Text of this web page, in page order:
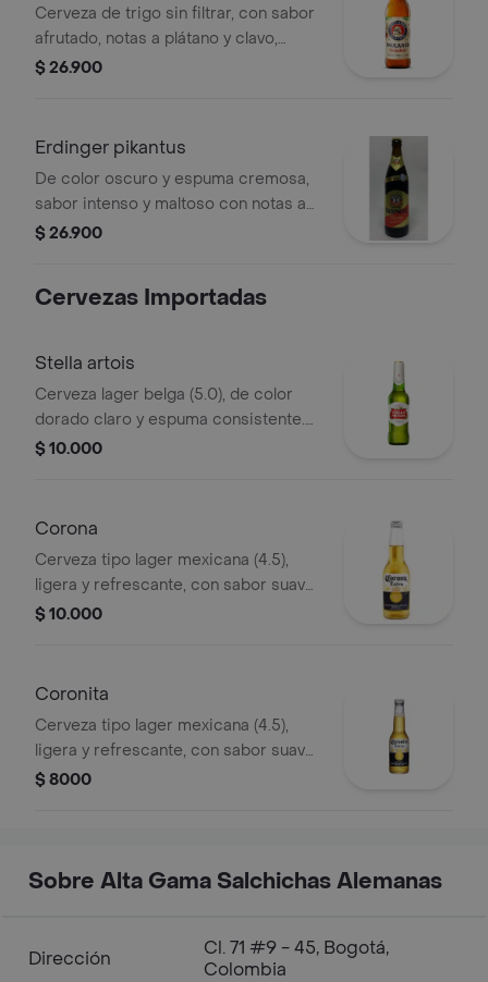
Cerveza de trigo sin filtrar, con sabor
afrutado, notas a plátano y clavo,
cuerpo suave y refrescante. alcohol:
$ 26.900
Erdinger pikantus
De color oscuro y espuma cremosa,
sabor intenso y maltoso con notas a
caramelo, plátano, clavo y pan
$ 26.900
Cervezas Importadas
Stella artois
Cerveza lager belga (5.0), de color
dorado claro y espuma consistente.
tiene un sabor equilibrado con notas
$ 10.000
Corona
Cerveza tipo lager mexicana (4.5),
ligera y refrescante, con sabor suave
y notas de malta y cítricos.
$ 10.000
Coronita
Cerveza tipo lager mexicana (4.5),
ligera y refrescante, con sabor suave
y notas de malta y cítricos.
$ 8000
Sobre Alta Gama Salchichas Alemanas
Dirección
Cl. 71 #9 - 45, Bogotá,
Colombia